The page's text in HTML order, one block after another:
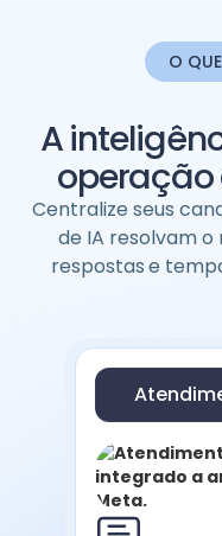
O
A
Centralize seus
de IA resolvam
respostase